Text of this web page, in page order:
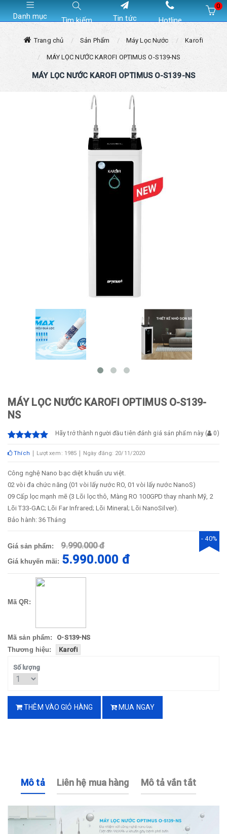
Danh mục Tìm kiếm Tin tức Hotline
0
Trang chủ Sản Phẩm Máy Lọc Nước Karofi
MÁY LỌC NƯỚC KAROFI OPTIMUS O-S139-NS
MÁY LỌC NƯỚC KAROFI OPTIMUS O-S139-NS
MÁY LỌC NƯỚC KAROFI OPTIMUS O-S139-
NS
Hãy trở thành người đầu tiên đánh giá sản phẩm này ( 0)
Thích Lượt xem: 1985 Ngày đăng: 20/11/2020
Công nghệ Nano bạc diệt khuẩn ưu việt.
02 vòi đa chức năng (01 vòi lấy nước RO, 01 vòi lấy nước NanoS)
09 Cấp lọc mạnh mẽ (3 Lõi lọc thô, Màng RO 100GPD thay nhanh Mỹ, 2
Lõi T33-GAC; Lõi Far Infrared; Lõi Mineral; Lõi NanoSilver).
Bảo hành: 36 Tháng
Giá sản phẩm: 9.990.000 đ
Giá khuyến mãi: 5.990.000 đ
- 40%
Mã QR:
Mã sản phẩm:
O-S139-NS
Thương hiệu:
Karofi
Số lượng
THÊM VÀO GIỎ HÀNG MUA NGAY
Mô tả Liên hệ mua hàng Mô tả vắn tắt